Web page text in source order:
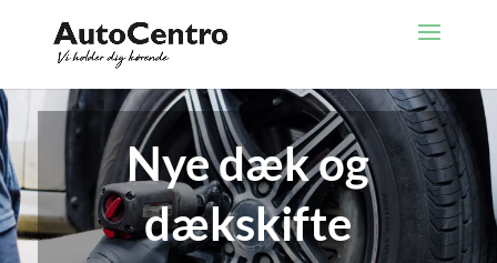
Nye dæk og
dækskifte